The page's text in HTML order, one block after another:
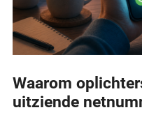
Waarom
uitziende